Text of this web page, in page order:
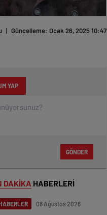
| Güncelleme: Ocak 26, 2025 10:47
YAP
GÖNDER
DAKİKA HABERLERİ
08 Ağustos 2026